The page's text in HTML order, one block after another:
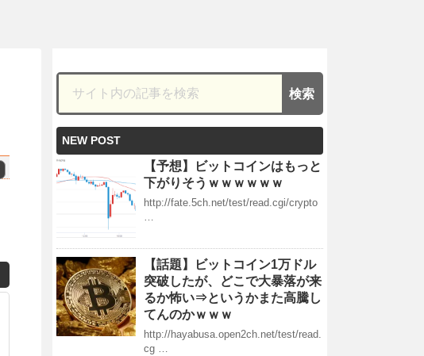
NEW POST
【予想】ビットコインはもっと
下がりそうｗｗｗｗｗｗ
http://fate.5ch.net/test/read.cgi/crypto
…
【話題】ビットコイン1万ドル
突破したが、どこで大暴落が来
るか怖い⇒というかまた高騰し
てんのかｗｗｗ
http://hayabusa.open2ch.net/test/read.
cg …